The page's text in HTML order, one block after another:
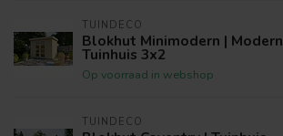
TUINDECO
Blokhut Minimodern | Modern
Tuinhuis 3x2
Op voorraad in webshop
TUINDECO